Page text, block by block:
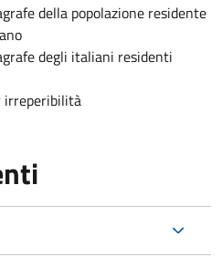
della popolazione residente
degli italiani residenti
irreperibilità